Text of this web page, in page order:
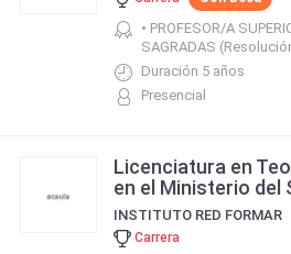
• PROFESOR/A
SAGRADAS
Duración 5 años
Presencial
Licenciatura en
en el Ministerio del
INSTITUTO RED FORMAR
Carrera